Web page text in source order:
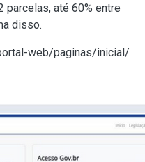
parcelas, até 60% entre
disso.
web/paginas/inicial/